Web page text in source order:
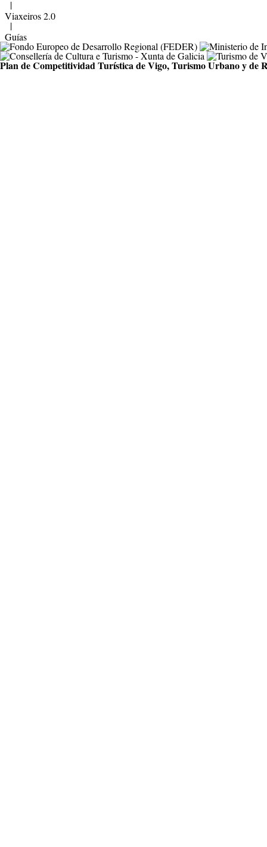
|
Viaxeiros 2.0
|
Guías
Plan de Competitividad Turística de Vigo, Turismo Urbano y de